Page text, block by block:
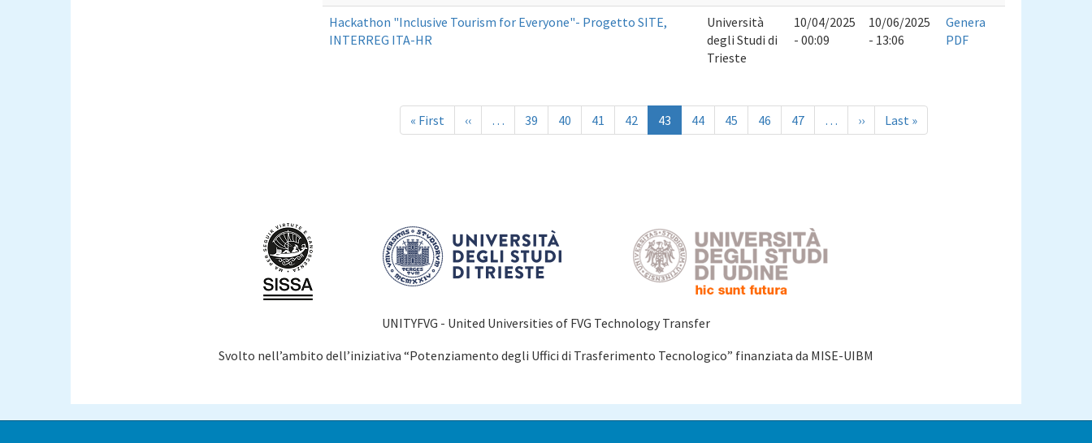
Hackathon "Inclusive Tourism for Everyone"- Progetto SITE,
INTERREG ITA-HR
Università
degli Studi di
Trieste
10/04/2025
- 00:09
10/06/2025
- 13:06
Genera
PDF
Paginazione
Prima
pagina
« First
Pagina
precedente
‹‹ … Page
39 Page
40 Page
41 Page
42
Pagina
attuale
43 Page
44 Page
45 Page
46 Page
47 …
Pagina
successiva
››
Ultima
pagina
Last »
UNITYFVG - United Universities of FVG Technology Transfer
Svolto nell’ambito dell’iniziativa “Potenziamento degli Uffici di Trasferimento Tecnologico” finanziata da MISE-UIBM